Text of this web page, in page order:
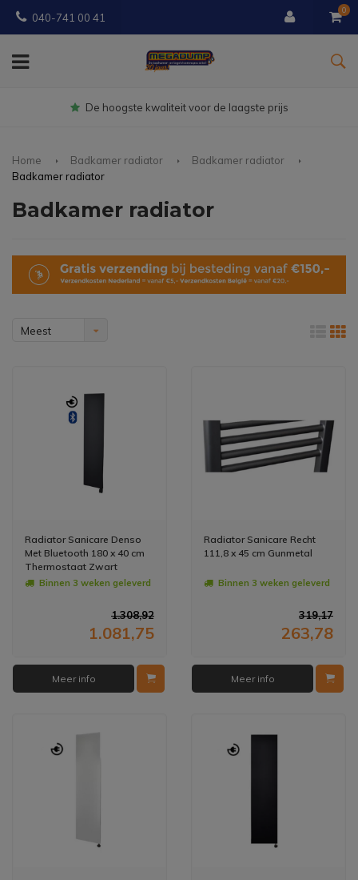
040-741 00 41
0
Gratisbezorgd vanaf € 150
Home Badkamer radiator
Badkamer radiator
Badkamer radiator
Badkamer radiator
Meest
Radiator Sanicare Denso
Met Bluetooth 180 x 40 cm
Thermostaat Zwart
Rechtsonder
Binnen 3 weken geleverd
1.308,92
1.081,75
Meer info
Radiator Sanicare Recht
111,8 x 45 cm Gunmetal
Binnen 3 weken geleverd
319,17
263,78
Meer info